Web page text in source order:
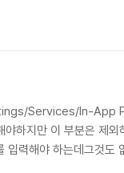
Services/In-App
하지만 이 부분은 제외
해야 하는데그것도 없